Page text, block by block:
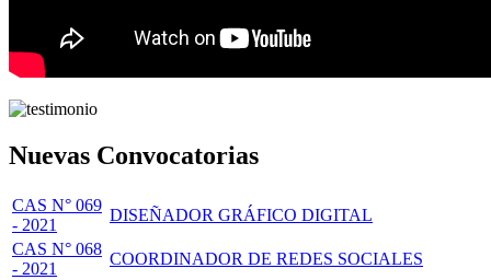
Nuevas Convocatorias
CAS N° 069
- 2021
DISEÑADOR GRÁFICO DIGITAL
CAS N° 068
- 2021
COORDINADOR DE REDES SOCIALES